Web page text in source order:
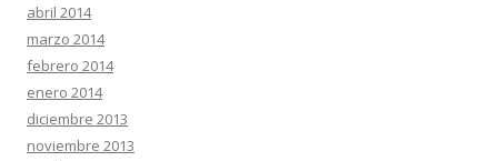
abril 2014
marzo 2014
febrero 2014
enero 2014
diciembre 2013
noviembre 2013